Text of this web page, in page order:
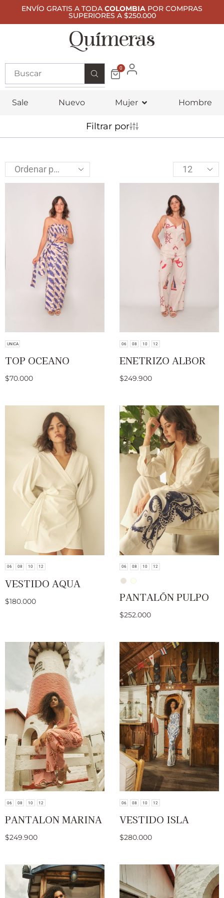
ENVÍO GRATIS A TODA COLOMBIA POR COMPRAS
SUPERIORES A $250.000
0
Sale Nuevo Mujer Hombre
Filtrar por
UNICA
TOP OCEANO
$70.000
06 08 10 12
ENETRIZO ALBOR
$249.900
06 08 10 12
VESTIDO AQUA
$180.000
06 08 10 12
PANTALÓN PULPO
$252.000
06 08 10 12
PANTALON MARINA
$249.900
06 08 10 12
VESTIDO ISLA
$280.000